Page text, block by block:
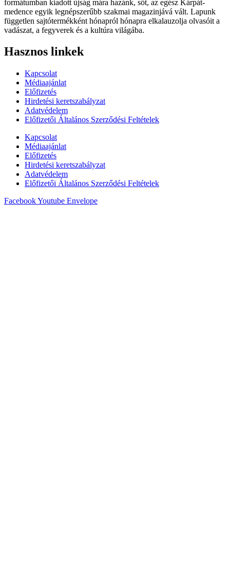
formátumban kiadott újság mára hazánk, sőt, az egész Kárpát-
medence egyik legnépszerűbb szakmai magazinjává vált. Lapunk
független sajtótermékként hónapról hónapra elkalauzolja olvasóit a
vadászat, a fegyverek és a kultúra világába.
Hasznos linkek
Kapcsolat
Médiaajánlat
Előfizetés
Hirdetési keretszabályzat
Adatvédelem
Előfizetői Általános Szerződési Feltételek
Kapcsolat
Médiaajánlat
Előfizetés
Hirdetési keretszabályzat
Adatvédelem
Előfizetői Általános Szerződési Feltételek
FacebookYoutube Envelope